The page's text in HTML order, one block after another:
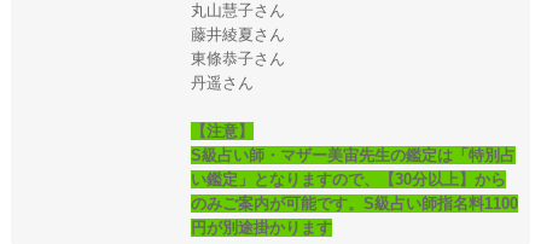
丸山慧子さん
藤井綾夏さん
東條恭子さん
丹遥さん
【注意】
S級占い師・マザー美宙先生の鑑定は「特別占
い鑑定」となりますので、【30分以上】から
のみご案内が可能です。S級占い師指名料1100
円が別途掛かります